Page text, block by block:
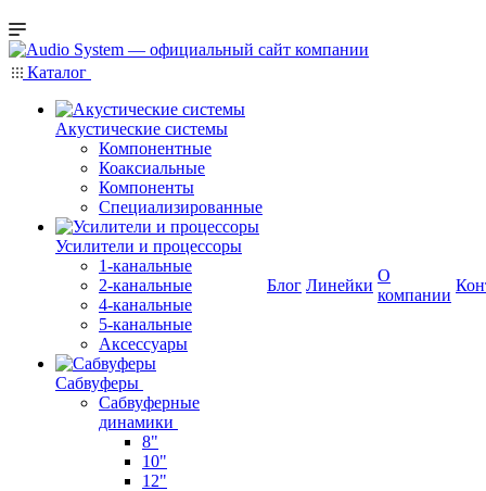
Каталог
Акустические системы
Компонентные
Коаксиальные
Компоненты
Специализированные
Усилители и процессоры
1-канальные
2-канальные
4-канальные
5-канальные
Аксессуары
Сабвуферы
Сабвуферные
динамики
8"
10"
12"
Блог Линейки
О
компании